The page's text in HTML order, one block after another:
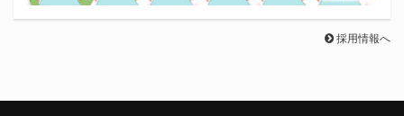
採用情報へ